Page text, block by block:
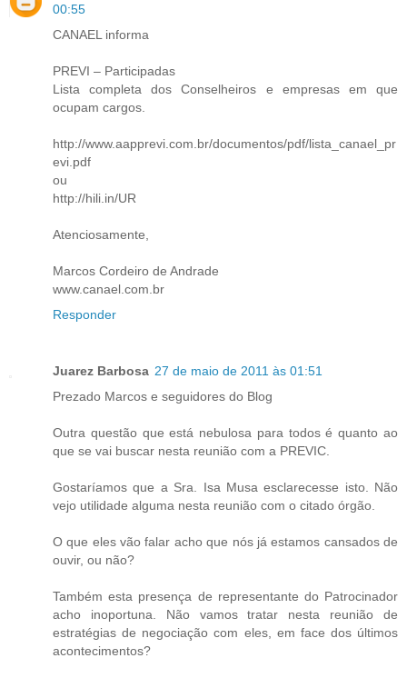
00:55
CANAEL informa
PREVI – Participadas
Lista completa dos Conselheiros e empresas em que
ocupam cargos.
http://www.aapprevi.com.br/documentos/pdf/lista_canael_pr
evi.pdf
ou
http://hili.in/UR
Atenciosamente,
Marcos Cordeiro de Andrade
www.canael.com.br
Responder
Juarez Barbosa 27 de maio de 2011 às 01:51
Prezado Marcos e seguidores do Blog
Outra questão que está nebulosa para todos é quanto ao
que se vai buscar nesta reunião com a PREVIC.
Gostaríamos que a Sra. Isa Musa esclarecesse isto. Não
vejo utilidade alguma nesta reunião com o citado órgão.
O que eles vão falar acho que nós já estamos cansados de
ouvir, ou não?
Também esta presença de representante do Patrocinador
acho inoportuna. Não vamos tratar nesta reunião de
estratégias de negociação com eles, em face dos últimos
acontecimentos?